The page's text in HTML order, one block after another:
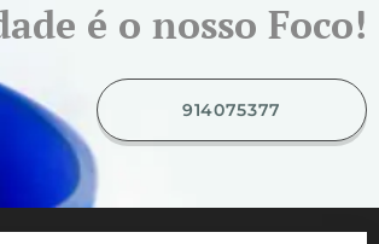
é o nosso Foco!
914075377